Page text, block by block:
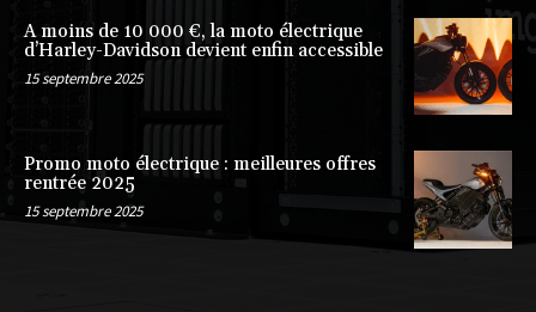
A moins de 10 000 €, la moto électrique
d’Harley-Davidson devient enfin accessible
15 septembre 2025
Promo moto électrique : meilleures offres
rentrée 2025
15 septembre 2025